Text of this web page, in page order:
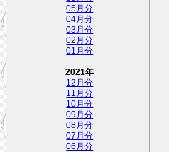
05月分
04月分
03月分
02月分
01月分
2021年
12月分
11月分
10月分
09月分
08月分
07月分
06月分